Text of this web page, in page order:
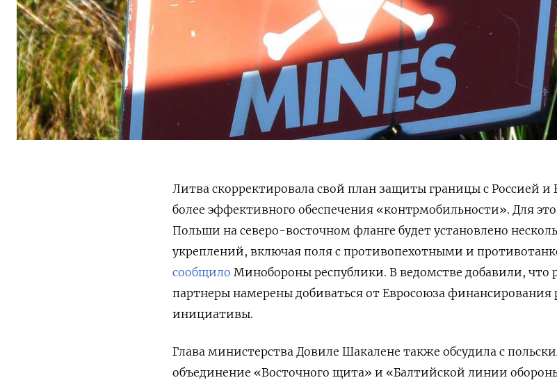
Литва скорректировала свой план защиты границы с Россией и
более эффективного обеспечения «контрмобильности». Для
Польши на северо-восточном фланге будет установлено
укреплений, включая поля с противопехотными и
сообщило Минобороны республики. В ведомстве добавили, что
партнеры намерены добиваться от Евросоюза финансирования
инициативы.
Глава министерства Довиле Шакалене также обсудила с
объединение «Восточного щита» и «Балтийской линии